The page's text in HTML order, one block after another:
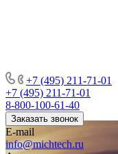
+7 (495) 211-71-01
+7 (495) 211-71-01
8-800-100-61-40
Заказать звонок
E-mail
info@michtech.ru